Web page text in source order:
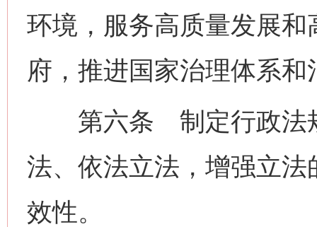
环境，服务高质量发展
府，推进国家治理体系
第六条 制定行政法规
法、依法立法，增强立
效性。